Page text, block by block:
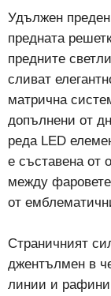
Удължен
предната
предните
сливат
матрична
допълнени от
реда LED
е съставена от
между
от
Страничният
джентълмен в
линии и